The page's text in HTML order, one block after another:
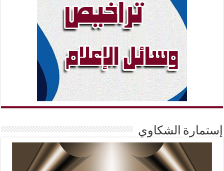
إستمارة الشكاوي